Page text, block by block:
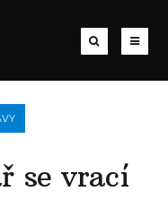
se vrací